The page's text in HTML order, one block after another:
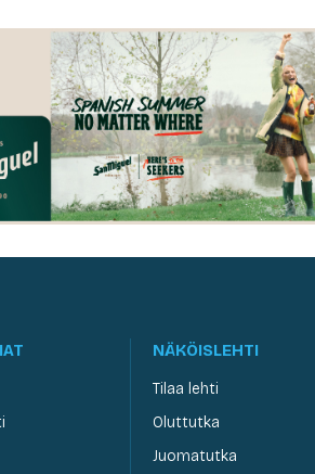
NÄKÖISLEHTI
Tilaa lehti
Oluttutka
Juomatutka